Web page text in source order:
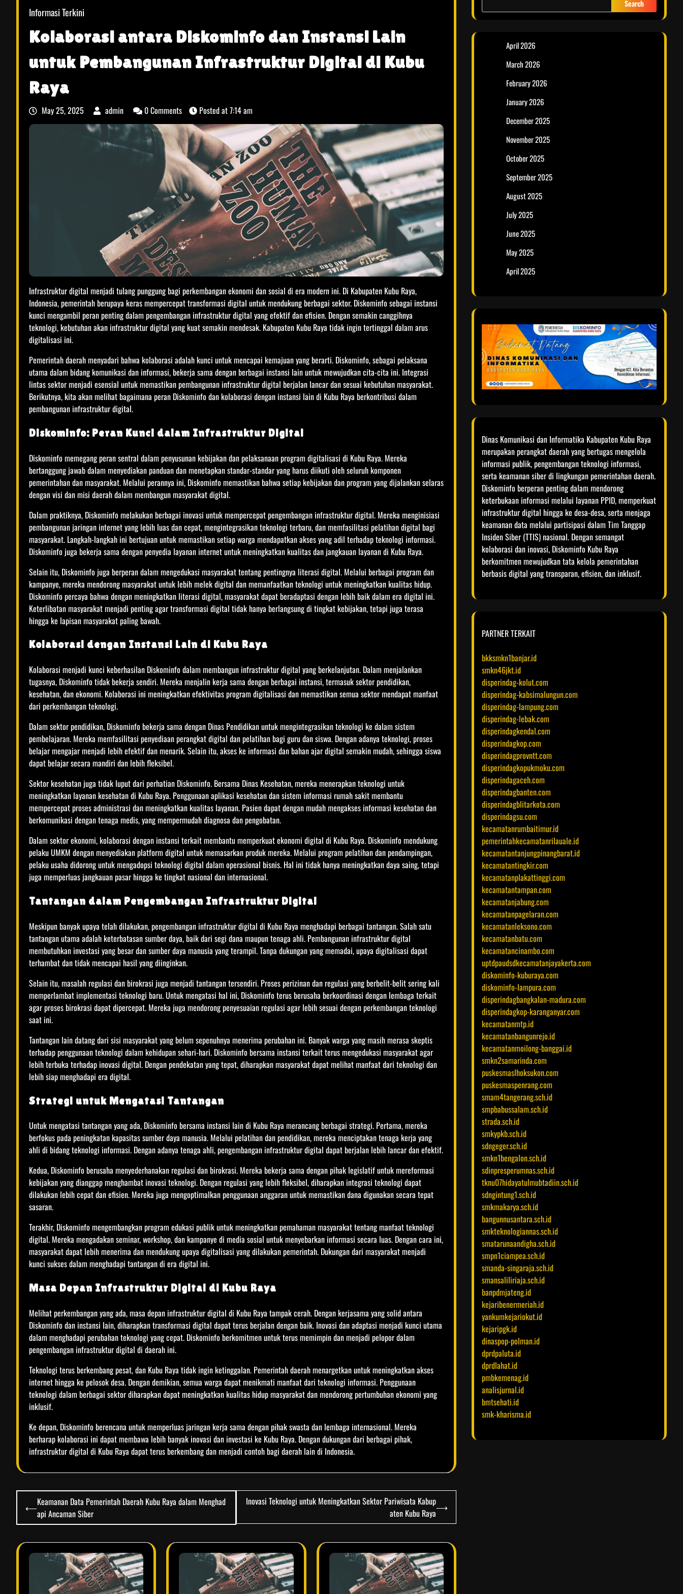
Informasi Terkini
Kolaborasi antara Diskominfo dan Instansi Lain
untuk Pembangunan Infrastruktur Digital di Kubu
Raya
May 25, 2025 admin 0 Comments Posted at7:14 am
Infrastruktur digital menjadi tulang punggung bagi perkembangan ekonomi dan sosial di era modern ini. Di Kabupaten Kubu Raya,
Indonesia, pemerintah berupaya keras mempercepat transformasi digital untuk mendukung berbagai sektor. Diskominfo sebagai instansi
kunci mengambil peran penting dalam pengembangan infrastruktur digital yang efektif dan efisien. Dengan semakin canggihnya
teknologi, kebutuhan akan infrastruktur digital yang kuat semakin mendesak. Kabupaten Kubu Raya tidak ingin tertinggal dalam arus
digitalisasi ini.
Pemerintah daerah menyadari bahwa kolaborasi adalah kunci untuk mencapai kemajuan yang berarti. Diskominfo, sebagai pelaksana
utama dalam bidang komunikasi dan informasi, bekerja sama dengan berbagai instansi lain untuk mewujudkan cita-cita ini. Integrasi
lintas sektor menjadi esensial untuk memastikan pembangunan infrastruktur digital berjalan lancar dan sesuai kebutuhan masyarakat.
Berikutnya, kita akan melihat bagaimana peran Diskominfo dan kolaborasi dengan instansi lain di Kubu Raya berkontribusi dalam
pembangunan infrastruktur digital.
Diskominfo: Peran Kunci dalam Infrastruktur Digital
Diskominfo memegang peran sentral dalam penyusunan kebijakan dan pelaksanaan program digitalisasi di Kubu Raya. Mereka
bertanggung jawab dalam menyediakan panduan dan menetapkan standar-standar yang harus diikuti oleh seluruh komponen
pemerintahan dan masyarakat. Melalui perannya ini, Diskominfo memastikan bahwa setiap kebijakan dan program yang dijalankan selaras
dengan visi dan misi daerah dalam membangun masyarakat digital.
Dalam praktiknya, Diskominfo melakukan berbagai inovasi untuk mempercepat pengembangan infrastruktur digital. Mereka menginisiasi
pembangunan jaringan internet yang lebih luas dan cepat, mengintegrasikan teknologi terbaru, dan memfasilitasi pelatihan digital bagi
masyarakat. Langkah-langkah ini bertujuan untuk memastikan setiap warga mendapatkan akses yang adil terhadap teknologi informasi.
Diskominfo juga bekerja sama dengan penyedia layanan internet untuk meningkatkan kualitas dan jangkauan layanan di Kubu Raya.
Selain itu, Diskominfo juga berperan dalam mengedukasi masyarakat tentang pentingnya literasi digital. Melalui berbagai program dan
kampanye, mereka mendorong masyarakat untuk lebih melek digital dan memanfaatkan teknologi untuk meningkatkan kualitas hidup.
Diskominfo percaya bahwa dengan meningkatkan literasi digital, masyarakat dapat beradaptasi dengan lebih baik dalam era digital ini.
Keterlibatan masyarakat menjadi penting agar transformasi digital tidak hanya berlangsung di tingkat kebijakan, tetapi juga terasa
hingga ke lapisan masyarakat paling bawah.
Kolaborasi dengan Instansi Lain di Kubu Raya
Kolaborasi menjadi kunci keberhasilan Diskominfo dalam membangun infrastruktur digital yang berkelanjutan. Dalam menjalankan
tugasnya, Diskominfo tidak bekerja sendiri. Mereka menjalin kerja sama dengan berbagai instansi, termasuk sektor pendidikan,
kesehatan, dan ekonomi. Kolaborasi ini meningkatkan efektivitas program digitalisasi dan memastikan semua sektor mendapat manfaat
dari perkembangan teknologi.
Dalam sektor pendidikan, Diskominfo bekerja sama dengan Dinas Pendidikan untuk mengintegrasikan teknologi ke dalam sistem
pembelajaran. Mereka memfasilitasi penyediaan perangkat digital dan pelatihan bagi guru dan siswa. Dengan adanya teknologi, proses
belajar mengajar menjadi lebih efektif dan menarik. Selain itu, akses ke informasi dan bahan ajar digital semakin mudah, sehingga siswa
dapat belajar secara mandiri dan lebih fleksibel.
Sektor kesehatan juga tidak luput dari perhatian Diskominfo. Bersama Dinas Kesehatan, mereka menerapkan teknologi untuk
meningkatkan layanan kesehatan di Kubu Raya. Penggunaan aplikasi kesehatan dan sistem informasi rumah sakit membantu
mempercepat proses administrasi dan meningkatkan kualitas layanan. Pasien dapat dengan mudah mengakses informasi kesehatan dan
berkomunikasi dengan tenaga medis, yang mempermudah diagnosa dan pengobatan.
Dalam sektor ekonomi, kolaborasi dengan instansi terkait membantu memperkuat ekonomi digital di Kubu Raya. Diskominfo mendukung
pelaku UMKM dengan menyediakan platform digital untuk memasarkan produk mereka. Melalui program pelatihan dan pendampingan,
pelaku usaha didorong untuk mengadopsi teknologi digital dalam operasional bisnis. Hal ini tidak hanya meningkatkan daya saing, tetapi
juga memperluas jangkauan pasar hingga ke tingkat nasional dan internasional.
Tantangan dalam Pengembangan Infrastruktur Digital
Meskipun banyak upaya telah dilakukan, pengembangan infrastruktur digital di Kubu Raya menghadapi berbagai tantangan. Salah satu
tantangan utama adalah keterbatasan sumber daya, baik dari segi dana maupun tenaga ahli. Pembangunan infrastruktur digital
membutuhkan investasi yang besar dan sumber daya manusia yang terampil. Tanpa dukungan yang memadai, upaya digitalisasi dapat
terhambat dan tidak mencapai hasil yang diinginkan.
Selain itu, masalah regulasi dan birokrasi juga menjadi tantangan tersendiri. Proses perizinan dan regulasi yang berbelit-belit sering kali
memperlambat implementasi teknologi baru. Untuk mengatasi hal ini, Diskominfo terus berusaha berkoordinasi dengan lembaga terkait
agar proses birokrasi dapat dipercepat. Mereka juga mendorong penyesuaian regulasi agar lebih sesuai dengan perkembangan teknologi
saat ini.
Tantangan lain datang dari sisi masyarakat yang belum sepenuhnya menerima perubahan ini. Banyak warga yang masih merasa skeptis
terhadap penggunaan teknologi dalam kehidupan sehari-hari. Diskominfo bersama instansi terkait terus mengedukasi masyarakat agar
lebih terbuka terhadap inovasi digital. Dengan pendekatan yang tepat, diharapkan masyarakat dapat melihat manfaat dari teknologi dan
lebih siap menghadapi era digital.
Strategi untuk Mengatasi Tantangan
Untuk mengatasi tantangan yang ada, Diskominfo bersama instansi lain di Kubu Raya merancang berbagai strategi. Pertama, mereka
berfokus pada peningkatan kapasitas sumber daya manusia. Melalui pelatihan dan pendidikan, mereka menciptakan tenaga kerja yang
ahli di bidang teknologi informasi. Dengan adanya tenaga ahli, pengembangan infrastruktur digital dapat berjalan lebih lancar dan efektif.
Kedua, Diskominfo berusaha menyederhanakan regulasi dan birokrasi. Mereka bekerja sama dengan pihak legislatif untuk mereformasi
kebijakan yang dianggap menghambat inovasi teknologi. Dengan regulasi yang lebih fleksibel, diharapkan integrasi teknologi dapat
dilakukan lebih cepat dan efisien. Mereka juga mengoptimalkan penggunaan anggaran untuk memastikan dana digunakan secara tepat
sasaran.
Terakhir, Diskominfo mengembangkan program edukasi publik untuk meningkatkan pemahaman masyarakat tentang manfaat teknologi
digital. Mereka mengadakan seminar, workshop, dan kampanye di media sosial untuk menyebarkan informasi secara luas. Dengan cara ini,
masyarakat dapat lebih menerima dan mendukung upaya digitalisasi yang dilakukan pemerintah. Dukungan dari masyarakat menjadi
kunci sukses dalam menghadapi tantangan di era digital ini.
Masa Depan Infrastruktur Digital di Kubu Raya
Melihat perkembangan yang ada, masa depan infrastruktur digital di Kubu Raya tampak cerah. Dengan kerjasama yang solid antara
Diskominfo dan instansi lain, diharapkan transformasi digital dapat terus berjalan dengan baik. Inovasi dan adaptasi menjadi kunci utama
dalam menghadapi perubahan teknologi yang cepat. Diskominfo berkomitmen untuk terus memimpin dan menjadi pelopor dalam
pengembangan infrastruktur digital di daerah ini.
Teknologi terus berkembang pesat, dan Kubu Raya tidak ingin ketinggalan. Pemerintah daerah menargetkan untuk meningkatkan akses
internet hingga ke pelosok desa. Dengan demikian, semua warga dapat menikmati manfaat dari teknologi informasi. Penggunaan
teknologi dalam berbagai sektor diharapkan dapat meningkatkan kualitas hidup masyarakat dan mendorong pertumbuhan ekonomi yang
inklusif.
Ke depan, Diskominfo berencana untuk memperluas jaringan kerja sama dengan pihak swasta dan lembaga internasional. Mereka
berharap kolaborasi ini dapat membawa lebih banyak inovasi dan investasi ke Kubu Raya. Dengan dukungan dari berbagai pihak,
infrastruktur digital di Kubu Raya dapat terus berkembang dan menjadi contoh bagi daerah lain di Indonesia.
Post
navigation
⟵Keamanan Data Pemerintah Daerah Kubu Raya dalam Menghad
api Ancaman Siber
Inovasi Teknologi untuk Meningkatkan Sektor Pariwisata Kabup
aten Kubu Raya⟶
Search
April 2026
March 2026
February 2026
January 2026
December 2025
November 2025
October 2025
September 2025
August 2025
July 2025
June 2025
May 2025
April 2025
Dinas Komunikasi dan Informatika Kabupaten Kubu Raya
merupakan perangkat daerah yang bertugas mengelola
informasi publik, pengembangan teknologi informasi,
serta keamanan siber di lingkungan pemerintahan daerah.
Diskominfo berperan penting dalam mendorong
keterbukaan informasi melalui layanan PPID, memperkuat
infrastruktur digital hingga ke desa-desa, serta menjaga
keamanan data melalui partisipasi dalam Tim Tanggap
Insiden Siber (TTIS) nasional. Dengan semangat
kolaborasi dan inovasi, Diskominfo Kubu Raya
berkomitmen mewujudkan tata kelola pemerintahan
berbasis digital yang transparan, efisien, dan inklusif.​
PARTNER TERKAIT
bkksmkn1banjar.id
smkn46jkt.id
disperindag-kolut.com
disperindag-kabsimalungun.com
disperindag-lampung.com
disperindag-lebak.com
disperindagkendal.com
disperindagkop.com
disperindagprovntt.com
disperindagkopukmoku.com
disperindagaceh.com
disperindagbanten.com
disperindagblitarkota.com
disperindagsu.com
kecamatanrumbaitimur.id
pemerintahkecamatanrilauale.id
kecamatantanjungpinangbarat.id
kecamatantingkir.com
kecamatanplakattinggi.com
kecamatantampan.com
kecamatanjabung.com
kecamatanpagelaran.com
kecamatanleksono.com
kecamatanbatu.com
kecamatancinambo.com
uptdpaudsdkecamatanjayakerta.com
diskominfo-kuburaya.com
diskominfo-lampura.com
disperindagbangkalan-madura.com
disperindagkop-karanganyar.com
kecamatanmtp.id
kecamatanbangunrejo.id
kecamatanmoilong-banggai.id
smkn2samarinda.com
puskesmaslhoksukon.com
puskesmaspenrang.com
smam4tangerang.sch.id
smpbabussalam.sch.id
strada.sch.id
smkypkb.sch.id
sdngeger.sch.id
smkn1bengalon.sch.id
sdinpresperumnas.sch.id
tknu07hidayatulmubtadiin.sch.id
sdngintung1.sch.id
smkmakarya.sch.id
bangunnusantara.sch.id
smkteknologiannas.sch.id
smatarunaandigha.sch.id
smpn1ciampea.sch.id
smanda-singaraja.sch.id
smansaliliriaja.sch.id
banpdmjateng.id
kejaribenermeriah.id
yankumkejariokut.id
kejaripgk.id
dinaspop-polman.id
dprdpaluta.id
dprdlahat.id
pmbkemenag.id
analisjurnal.id
bmtsehati.id
smk-kharisma.id